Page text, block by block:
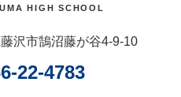
HIGH SCHOOL
沢市鵠沼藤が谷4‑9‑10